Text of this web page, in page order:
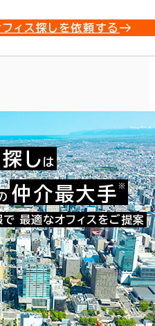
フィス探しを依頼する
00642
し は
仲介最大手 ※
で 最適なオフィスをご提案